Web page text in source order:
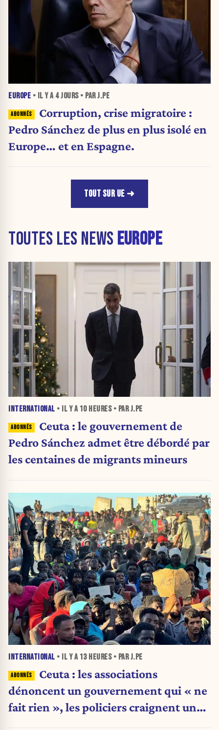
EUROPE • IL Y A 4 JOURS• PAR J.PE
Corruption, crise migratoire :
Pedro Sánchez de plus en plus isolé en
Europe… et en Espagne.
TOUT SUR UE
TOUTES LES NEWS EUROPE
INTERNATIONAL • IL Y A 10 HEURES• PAR J.PE
Ceuta : le gouvernement de
Pedro Sánchez admet être débordé par
les centaines de migrants mineurs
INTERNATIONAL • IL Y A 13 HEURES• PAR J.PE
Ceuta : les associations
dénoncent un gouvernement qui « ne
fait rien », les policiers craignent une